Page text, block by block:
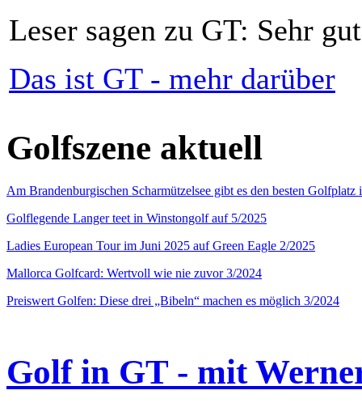
Leser sagen zu GT: Sehr
Das ist GT - mehr darüber
Golfszene aktuell
Am Brandenburgischen Scharmützelsee gibt es den besten
Golflegende Langer teet in Winstongolf auf 5/2025
Ladies European Tour im Juni 2025 auf Green Eagle 2/2025
Mallorca Golfcard: Wertvoll wie nie zuvor 3/2024
Preiswert Golfen: Diese drei „Bibeln“ machen es möglich 3/2024
Golf in GT - mit